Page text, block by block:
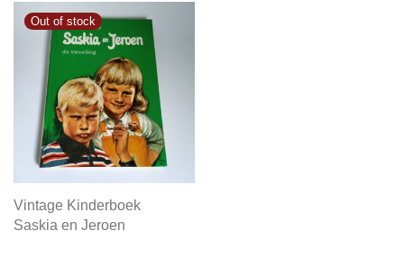
Vintage Kinderboek
Saskia en Jeroen